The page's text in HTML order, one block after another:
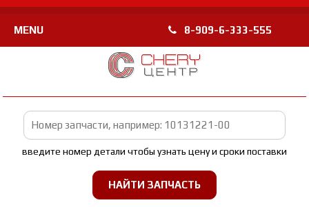
MENU 8-909-6-333-555
введите номер детали чтобы узнать цену и сроки поставки